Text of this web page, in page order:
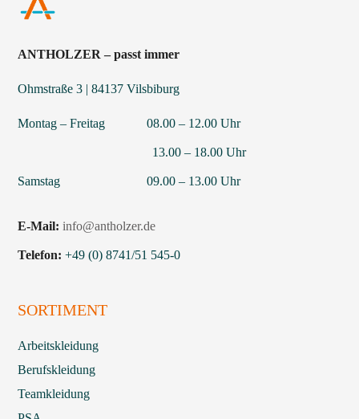
ANTHOLZER – passt immer
Ohmstraße 3 | 84137 Vilsbiburg
Montag – Freitag 08.00 – 12.00 Uhr
13.00 – 18.00 Uhr
Samstag 09.00 – 13.00 Uhr
E-Mail: info@antholzer.de
Telefon: +49 (0) 8741/51 545-0
SORTIMENT
Arbeitskleidung
Berufskleidung
Teamkleidung